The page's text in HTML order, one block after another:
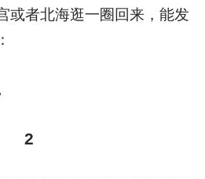
或者北海逛一圈回来，能发
2